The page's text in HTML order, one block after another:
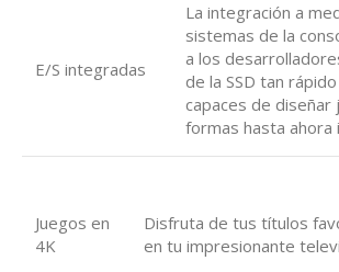
E/S integradas
La integración a
sistemas de la
a los
de la SSD tan
capaces de diseñar
formas hasta ahora
Juegos en
4K
Disfruta de tus títulos
en tu impresionante